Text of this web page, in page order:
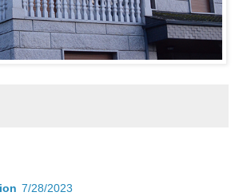
7/28/2023